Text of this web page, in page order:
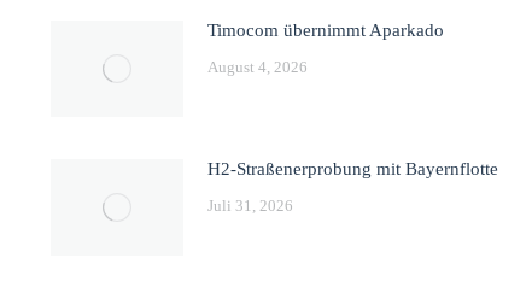
Timocom übernimmt Aparkado
August 4, 2026
H2-Straßenerprobung mit Bayernflotte
Juli 31, 2026